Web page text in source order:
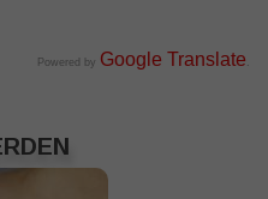
Powered by Google Translate .